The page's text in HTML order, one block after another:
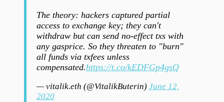
The theory: hackers captured partial
access to exchange key; they can't
withdraw but can send no-effect txs with
any gasprice. So they threaten to "burn"
all funds via txfees unless
compensated.https://t.co/kEDFGp4gsQ
— vitalik.eth (@VitalikButerin) June 12,
2020